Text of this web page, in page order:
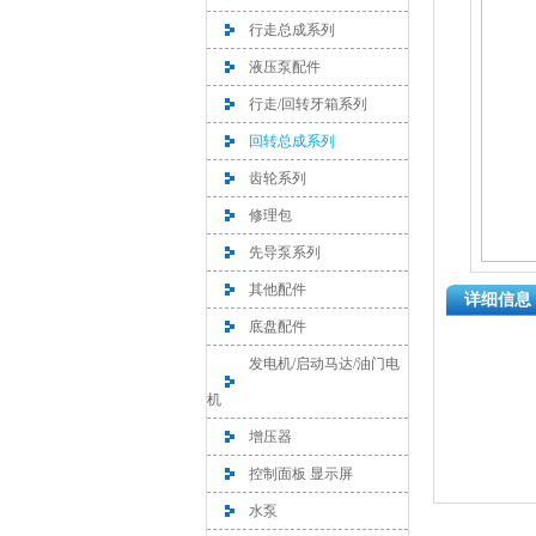
行走总成系列
液压泵配件
行走/回转牙箱系列
回转总成系列
齿轮系列
修理包
先导泵系列
其他配件
底盘配件
发电机/启动马达/油门电
机
增压器
控制面板 显示屏
水泵
详细信息